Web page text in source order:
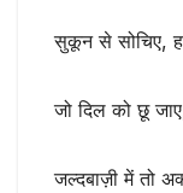
सुकून से सोचिए,
जो दिल को छू
जल्दबाज़ी में तो